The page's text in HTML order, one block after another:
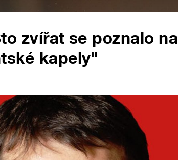
zvířat se poznalo
kapely"